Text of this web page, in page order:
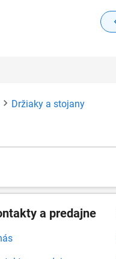
Držiaky a stojany
a predajne